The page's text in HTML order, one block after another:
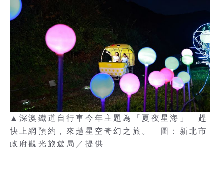
▲深澳鐵道自行車今年主題為「夏夜星海」，趕
快上網預約，來趟星空奇幻之旅。 圖：新北市
政府觀光旅遊局／提供